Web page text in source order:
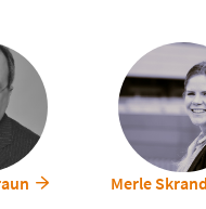
der Materialflüsse
Optimierungen tragen
da durch eine
Merle